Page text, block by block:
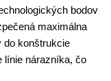
bodov
maximálna
do konštrukcie
línie nárazníka, čo